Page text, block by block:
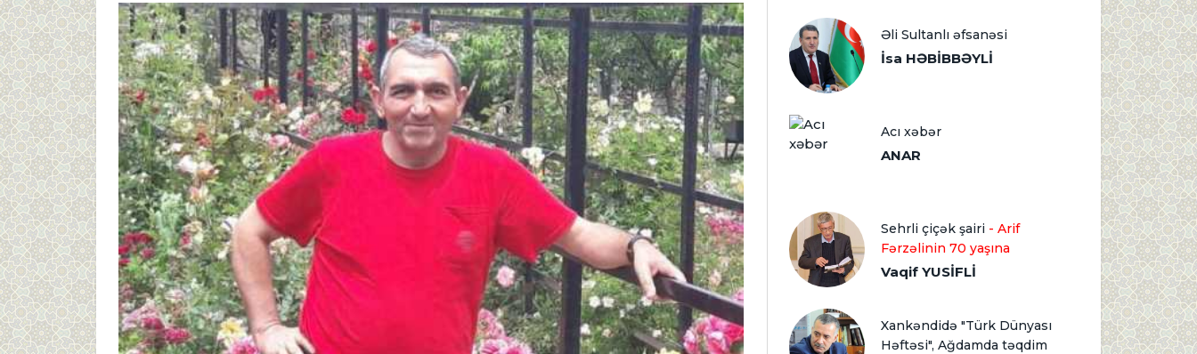
Əli Sultanlı əfsanəsi
İsa HƏBİBBƏYLİ
Acı xəbər
ANAR
Sehrli çiçək şairi - Arif
Fərzəlinin 70 yaşına
Vaqif YUSİFLİ
Xankəndidə "Türk Dünyası
Həftəsi", Ağdamda təqdim